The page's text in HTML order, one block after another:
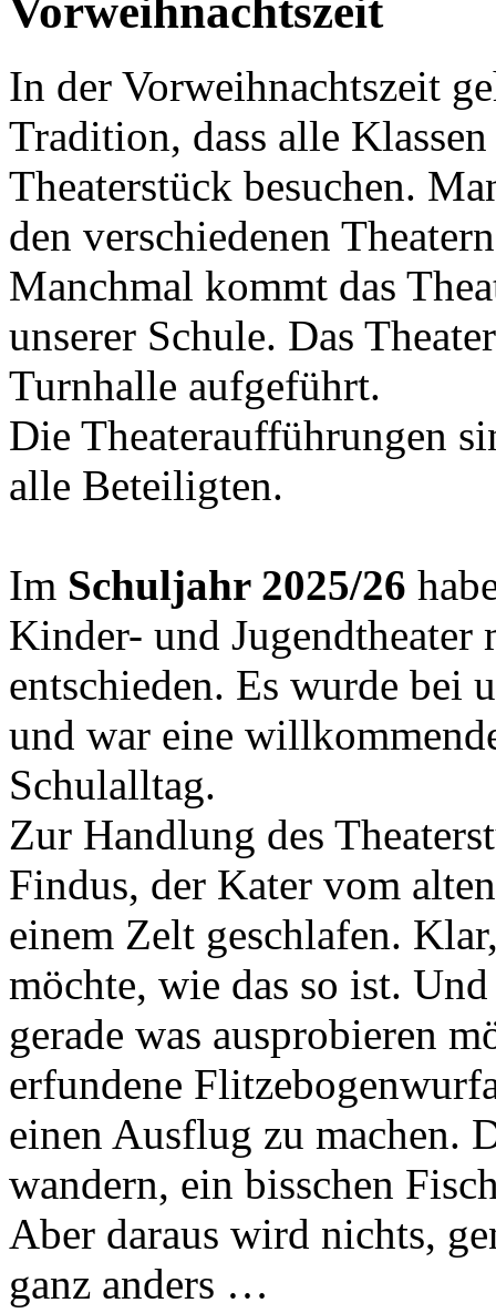
Vorweihnachtszeit
In der Vorweihnachtszeit
Tradition, dass alle
Theaterstück besuchen.
den verschiedenen
Manchmal kommt das
unserer Schule. Das
Turnhalle aufgeführt.
Die Theateraufführungen
alle Beteiligten.
Im Schuljahr 2025/26
Kinder- und Jugendtheater
entschieden. Es wurde bei
und war eine
Schulalltag.
Zur Handlung des
Findus, der Kater vom
einem Zelt geschlafen.
möchte, wie das so ist.
gerade was ausprobieren
erfundene
einen Ausflug zu machen.
wandern, ein bisschen
Aber daraus wird nichts,
ganz anders …